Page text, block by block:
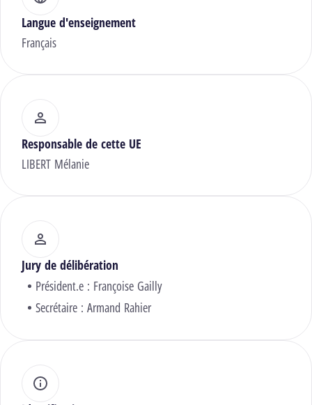
Langue d'enseignement
Français
Responsable de cette UE
LIBERT Mélanie
Jury de délibération
Président.e : Françoise Gailly
Secrétaire : Armand Rahier